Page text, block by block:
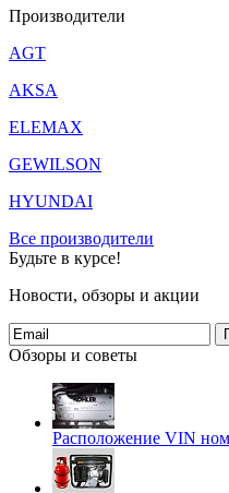
Производители
AGT
AKSA
ELEMAX
GEWILSON
HYUNDAI
Все производители
Будьте в курсе!
Новости, обзоры и акции
Обзоры и советы
Расположение VIN